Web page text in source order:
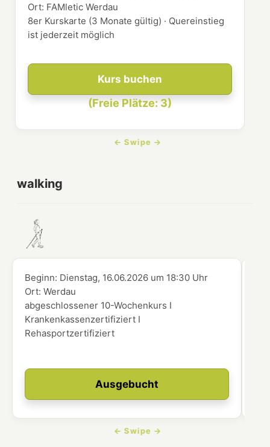
Kurs buchen
(Freie Plätze: 3)
Ort: FAMletic Werdau
8er Kurskarte (3 Monate gültig) · Quereinstieg
ist jederzeit möglich
walking
Ausgebucht
Beginn: Dienstag, 16.06.2026 um 18:30 Uhr
Ort:Werdau
abgeschlossener 10-Wochenkurs I
Krankenkassenzertifiziert I
Rehasportzertifiziert